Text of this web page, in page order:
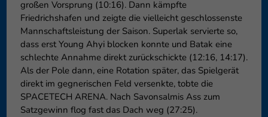
großen Vorsprung (10:16). Dann kämpfte
Friedrichshafen und zeigte die vielleicht geschlossenste
Mannschaftsleistung der Saison. Superlak servierte so,
dass erst Young Ahyi blocken konnte und Batak eine
schlechte Annahme direkt zurückschickte (12:16, 14:17).
Als der Pole dann, eine Rotation später, das Spielgerät
direkt im gegnerischen Feld versenkte, tobte die
SPACETECH ARENA. Nach Savonsalmis Ass zum
Satzgewinn flog fast das Dach weg (27:25).
Cookie-Informationen anzeigen
Datenschutzerklärung Impressum